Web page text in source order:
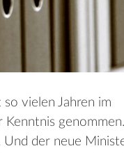
vielen Jahren im
Und der neue